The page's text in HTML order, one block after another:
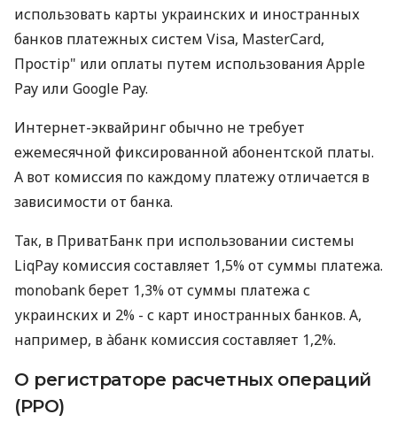
использовать карты украинских и иностранных
банков платежных систем Visa, MasterCard,
Простір" или оплаты путем использования Apple
Pay или Google Pay.
Интернет-эквайринг обычно не требует
ежемесячной фиксированной абонентской платы.
А вот комиссия по каждому платежу отличается в
зависимости от банка.
Так, в ПриватБанк при использовании системы
LiqPay комиссия составляет 1,5% от суммы платежа.
monobank берет 1,3% от суммы платежа с
украинских и 2% - с карт иностранных банков. А,
например, в àбанк комиссия составляет 1,2%.
О регистраторе расчетных операций
(РРО)